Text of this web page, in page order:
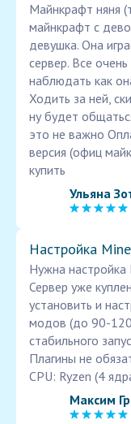
Майнкрафт няня
майнкрафт с
девушка. Она
сервер. Все
наблюдать как
Ходить за ней,
ну будет
это не важно
версия (офиц
купить
Ульяна
Настройка
Нужна настройка
Сервер уже
установить и
модов (до 90-120
стабильного
Плагины не
CPU: Ryzen (4
Максим